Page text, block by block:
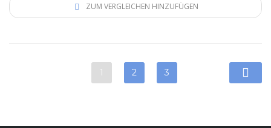
ZUM VERGLEICHEN HINZUFÜGEN
1 2 3